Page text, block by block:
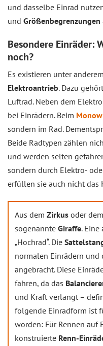
und dasselbe Einrad
und Größenbegrenzungen
Besondere Einräder:
noch?
Es existieren unter
Elektroantrieb. Dazu
Luftrad. Neben dem
bei Einrädern. Beim
sondern im Rad.
Beide Radtypen zählen
und werden selten
sondern durch Elektro-
erfüllen sie auch nicht das
Aus dem Zirkus oder dem
sogenannte Giraffe.
„Hochrad“. Die
normalen Einrädern und
angebracht. Diese
fahren, da das
und Kraft verlangt –
folgende Einradform ist
worden: Für Rennen auf
konstruierte Renn-